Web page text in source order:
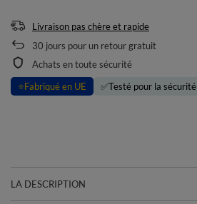
Livraison pas chère et rapide
30 jours pour un retour gratuit
Achats en toute sécurité
⭐Fabriqué en UE ✅Testé pour la sécurité
LA DESCRIPTION